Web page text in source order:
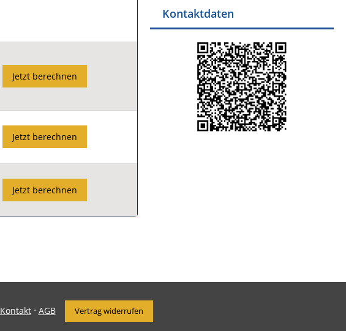
Kontaktdaten
Jetzt berechnen
Jetzt berechnen
Jetzt berechnen
Kontakt· AGB Vertrag widerrufen